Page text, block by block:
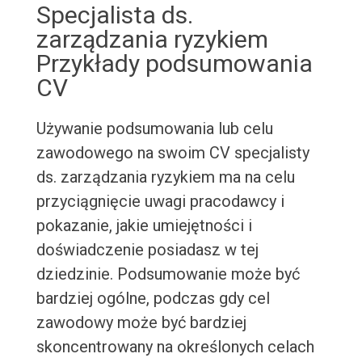
Specjalista ds.
zarządzania ryzykiem
Przykłady podsumowania
CV
Używanie podsumowania lub celu
zawodowego na swoim CV specjalisty
ds. zarządzania ryzykiem ma na celu
przyciągnięcie uwagi pracodawcy i
pokazanie, jakie umiejętności i
doświadczenie posiadasz w tej
dziedzinie. Podsumowanie może być
bardziej ogólne, podczas gdy cel
zawodowy może być bardziej
skoncentrowany na określonych celach